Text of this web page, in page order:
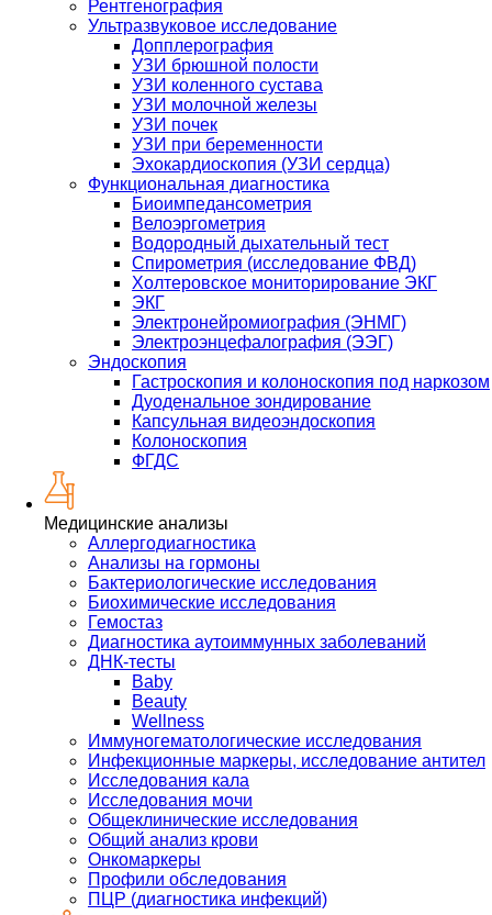
Рентгенография
Ультразвуковое исследование
Допплерография
УЗИ брюшной полости
УЗИ коленного сустава
УЗИ молочной железы
УЗИ почек
УЗИ при беременности
Эхокардиоскопия (УЗИ сердца)
Функциональная диагностика
Биоимпедансометрия
Велоэргометрия
Водородный дыхательный тест
Спирометрия (исследование ФВД)
Холтеровское мониторирование ЭКГ
ЭКГ
Электронейромиография (ЭНМГ)
Электроэнцефалография (ЭЭГ)
Эндоскопия
Гастроскопия и колоноскопия под наркозом
Дуоденальное зондирование
Капсульная видеоэндоскопия
Колоноскопия
ФГДС
Медицинские анализы
Аллергодиагностика
Анализы на гормоны
Бактериологические исследования
Биохимические исследования
Гемостаз
Диагностика аутоиммунных заболеваний
ДНК-тесты
Baby
Beauty
Wellness
Иммуногематологические исследования
Инфекционные маркеры, исследование антител
Исследования кала
Исследования мочи
Общеклинические исследования
Общий анализ крови
Онкомаркеры
Профили обследования
ПЦР (диагностика инфекций)